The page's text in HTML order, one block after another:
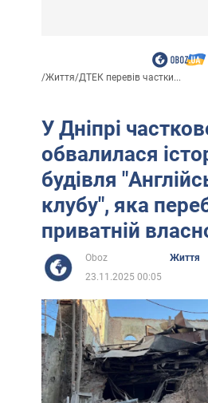
/Життя/ДТЕК перевів частки...
У Дніпрі
обвалилася
будівля
клубу", яка
приватній
Oboz
Життя
23.11.2025 00:05